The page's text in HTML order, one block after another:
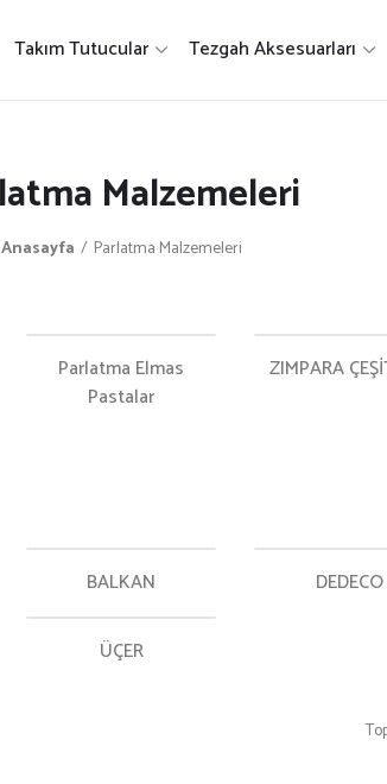
Takım Tutucular Tezgah Aksesuarları
Malzemeleri
Anasayfa Parlatma Malzemeleri
Parlatma Elmas
Pastalar
ZIMPARA
BALKAN DEDECO
ÜÇER